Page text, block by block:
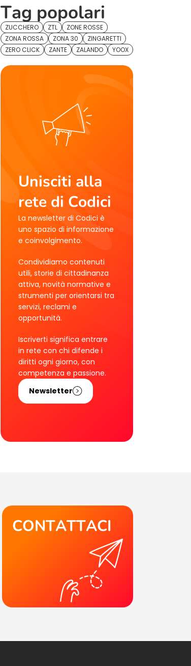
Tag popolari
ZUCCHERO ZTL
ZONE ROSSE
ZONA ROSSA
ZONA 30
ZINGARETTI
ZERO CLICK
ZANTE ZALANDO YOOX
Unisciti alla
rete di Codici
La newsletter di Codici è
uno spazio di informazione
e coinvolgimento.
Condividiamo contenuti
utili, storie di cittadinanza
attiva, novità normative e
strumenti per orientarsi tra
servizi, reclami e
opportunità.
Iscriverti significa entrare
in rete con chi difende i
diritti ogni giorno, con
competenza e passione.
Newsletter
CONTATTACI